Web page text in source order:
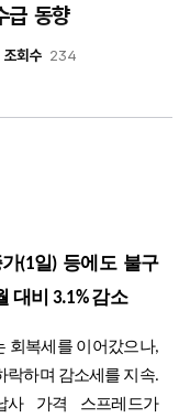
급 동향
조회수 234
(1일) 등에도 불구
대비 3.1% 감소
회복세를 이어갔으나,
락하며 감소세를 지속.
사 가격 스프레드가